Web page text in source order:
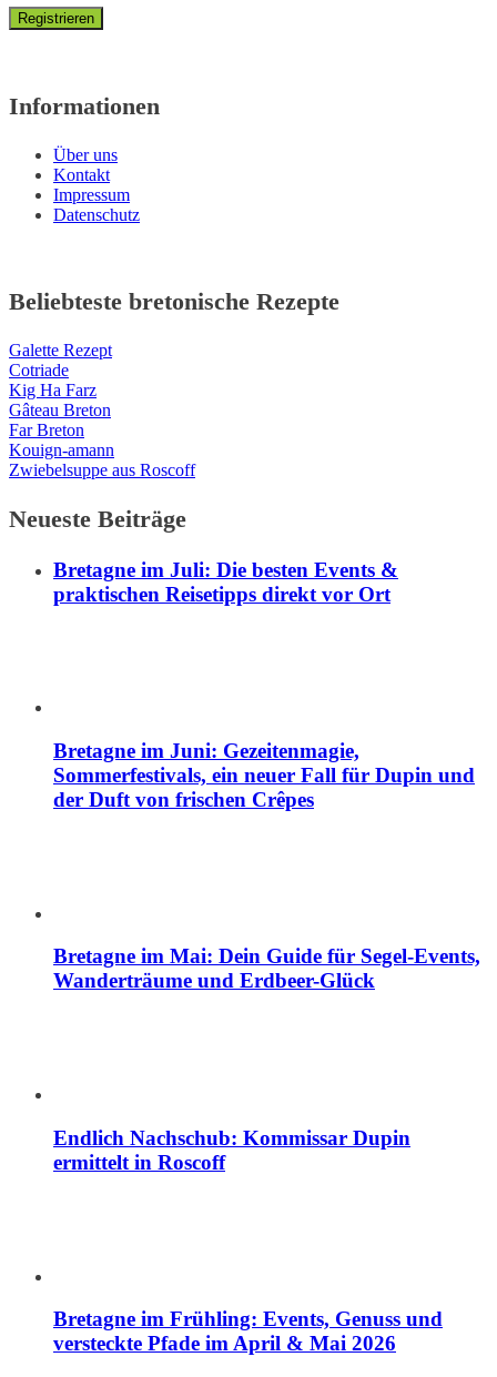
Informationen
Über uns
Kontakt
Impressum
Datenschutz
Beliebteste bretonische Rezepte
Galette Rezept
Cotriade
Kig Ha Farz
Gâteau Breton
Far Breton
Kouign-amann
Zwiebelsuppe aus Roscoff
Neueste Beiträge
Bretagne im Juli: Die besten Events &
praktischen Reisetipps direkt vor Ort
Bretagne im Juni: Gezeitenmagie,
Sommerfestivals, ein neuer Fall für Dupin und
der Duft von frischen Crêpes
Bretagne im Mai: Dein Guide für Segel-Events,
Wanderträume und Erdbeer-Glück
Endlich Nachschub: Kommissar Dupin
ermittelt in Roscoff
Bretagne im Frühling: Events, Genuss und
versteckte Pfade im April & Mai 2026